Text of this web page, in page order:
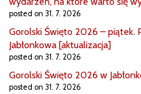
posted on 31. 7. 2026
Gorolski Święto 2026 – piątek.
Jabłonkowa [aktualizacja]
posted on 31. 7. 2026
Gorolski Święto 2026 w
posted on 31. 7. 2026